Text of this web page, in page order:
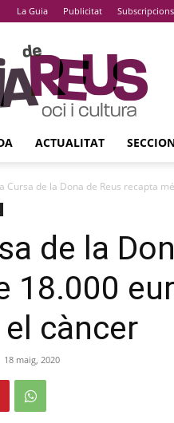
La Guia Publicitat Subscripcions
La
Guia
De
Reus
ACTUALITAT
Cursa de la Dona de Reus recapta
de la
18.000
càncer
18 maig, 2020